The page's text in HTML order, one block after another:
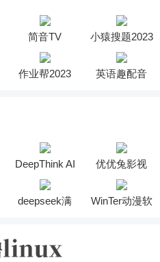
简音TV 小猿搜题2023
作业帮2023 英语趣配音
DeepThink AI
软件
优优兔影视
2025最新版安
装
deepseek满
WinTer动漫软